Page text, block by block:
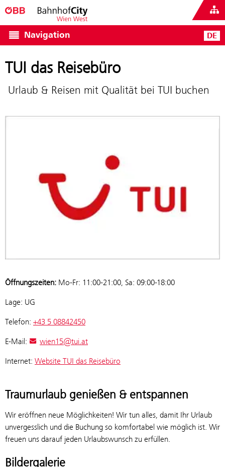
Navigation DE
TUI das Reisebüro
Urlaub & Reisen mit Qualität bei TUI buchen
Öffnungszeiten: Mo-Fr: 11:00-21:00, Sa: 09:00-18:00
Lage: UG
Telefon: +43 5 08842450
E-Mail: wien15@tui.at
Internet: Website TUI das Reisebüro
Traumurlaub genießen & entspannen
Wir eröffnen neue Möglichkeiten! Wir tun alles, damit Ihr Urlaub
unvergesslich und die Buchung so komfortabel wie möglich ist. Wir
freuen uns darauf jeden Urlaubswunsch zu erfüllen.
Bildergalerie